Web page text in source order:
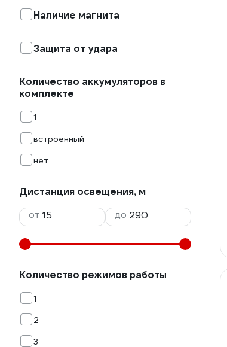
Наличие магнита
Защита от удара
Количество аккумуляторов в
комплекте
1
встроенный
нет
Дистанция освещения, м
от
до
Количество режимов работы
1
2
3